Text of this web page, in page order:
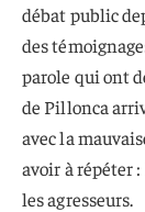
débat public
des
parole qui ont
de Pillonca
avec la
avoir à répéter
les agresseurs.